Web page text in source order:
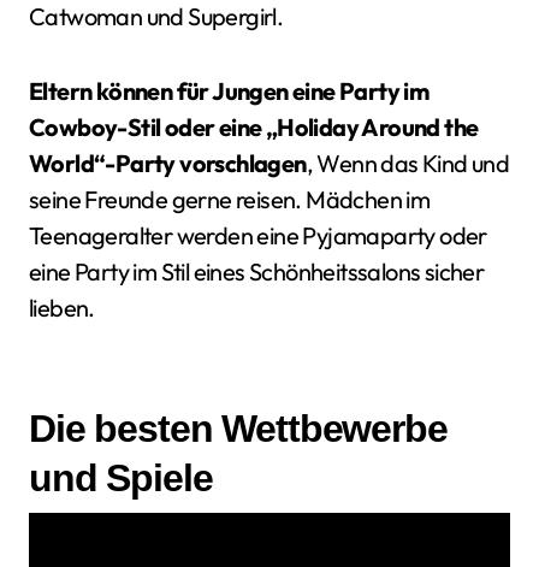
Catwoman und Supergirl.
Eltern können für Jungen eine Party im
Cowboy-Stil oder eine „Holiday Around the
World“-Party vorschlagen, Wenn das Kind und
seine Freunde gerne reisen. Mädchen im
Teenageralter werden eine Pyjamaparty oder
eine Party im Stil eines Schönheitssalons sicher
lieben.
Die besten Wettbewerbe
und Spiele